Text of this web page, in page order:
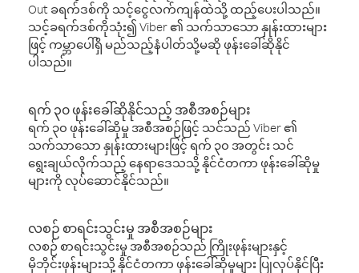
Out ခရက်ဒစ်ကို သင့်ငွေလက်ကျန်ထဲသို့ ထည့်ပေးပါသည်။
သင့်ခရက်ဒစ်ကိုသုံး၍ Viber ၏ သက်သာသော နှုန်းထားများ
ဖြင့် ကမ္ဘာပေါ်ရှိ မည်သည့်နံပါတ်သို့မဆို ဖုန်းခေါ်ဆိုနိုင်
ပါသည်။
ရက် ၃၀ ဖုန်းခေါ်ဆိုနိုင်သည့် အစီအစဉ်များ
ရက် ၃၀ ဖုန်းခေါ်ဆိုမှု အစီအစဉ်ဖြင့် သင်သည် Viber ၏
သက်သာသော နှုန်းထားများဖြင့် ရက် ၃၀ အတွင်း သင်
ရွေးချယ်လိုက်သည့် နေရာဒေသသို့ နိုင်ငံတကာ ဖုန်းခေါ်ဆိုမှု
များကို လုပ်ဆောင်နိုင်သည်။
လစဉ် စာရင်းသွင်းမှု အစီအစဉ်များ
လစဉ် စာရင်းသွင်းမှု အစီအစဉ်သည် ကြိုးဖုန်းများနှင့်
မိုဘိုင်းဖုန်းများသို့ နိုင်ငံတကာ ဖုန်းခေါ်ဆိုမှုများ ပြုလုပ်နိုင်ပြီး